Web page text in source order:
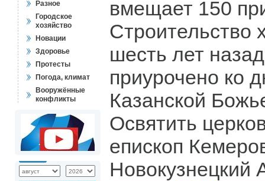
Разное
Городское
хозяйство
Новации
Здоровье
Протесты
Погода, климат
Вооружённые
конфликты
вмещает 150
Строительство
шесть лет
приурочено ко
Казанской
Освятить
епископ
Новокузнецкий